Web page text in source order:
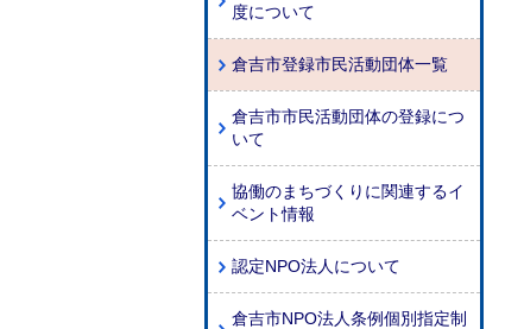
度について
倉吉市登録市民活動団体一覧
倉吉市市民活動団体の登録につ
いて
協働のまちづくりに関連するイ
ベント情報
認定NPO法人について
倉吉市NPO法人条例個別指定制